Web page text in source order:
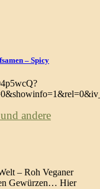
– Spicy
andere
– Roh Veganer
Gewürzen… Hier